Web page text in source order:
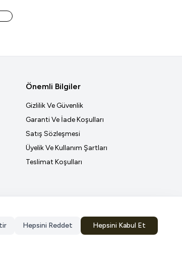
Önemli Bilgiler
Gizlilik Ve Güvenlik
Garanti Ve İade Koşulları
Satış Sözleşmesi
Üyelik Ve Kullanım Şartları
Teslimat Koşulları
Hepsini Reddet Hepsini Kabul Et